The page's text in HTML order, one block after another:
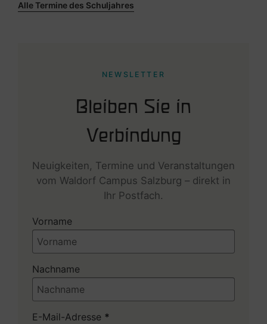
Alle Termine des Schuljahres
NEWSLETTER
Bleiben Sie in
Verbindung
Neuigkeiten, Termine und Veranstaltungen
vom Waldorf Campus Salzburg – direkt in
Ihr Postfach.
Vorname
Nachname
E-Mail-Adresse